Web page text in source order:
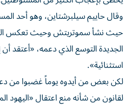
وقال حاييم سيلبرشتاين، وهو أحد
حيث نشأ سموتريتش وحيث تعكس
الجديدة التوسع الذي دعمه، «أعتقد أن
استثنائية».
لكن بعض من أيدوه يوماً غضبوا من
لقانون من شأنه منع اعتقال «اليهود